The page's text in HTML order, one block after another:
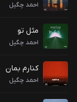
احمد چگیل
مثل تو
احمد چگیل
کنارم بمان
احمد چگیل